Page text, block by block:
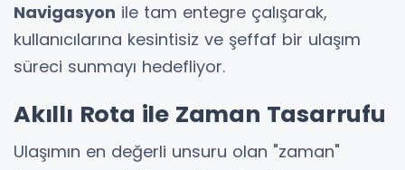
Navigasyon ile tam entegre çalışarak,
kullanıcılarına kesintisiz ve şeffaf bir ulaşım
süreci sunmayı hedefliyor.
Akıllı Rota ile Zaman Tasarrufu
Ulaşımın en değerli unsuru olan "zaman"